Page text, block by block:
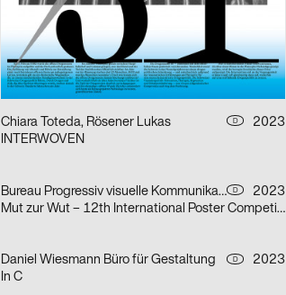
Tristesse CH
2023
Kaserne Basel, Kampagne zum Saisonstart
Chiara Toteda, Rösener Lukas D
2023
INTERWOVEN
Bureau Progressiv visuelle Kommunikation D
2023
Mut zur Wut – 12th International Poster Competition
Daniel Wiesmann Büro für Gestaltung D
2023
In C